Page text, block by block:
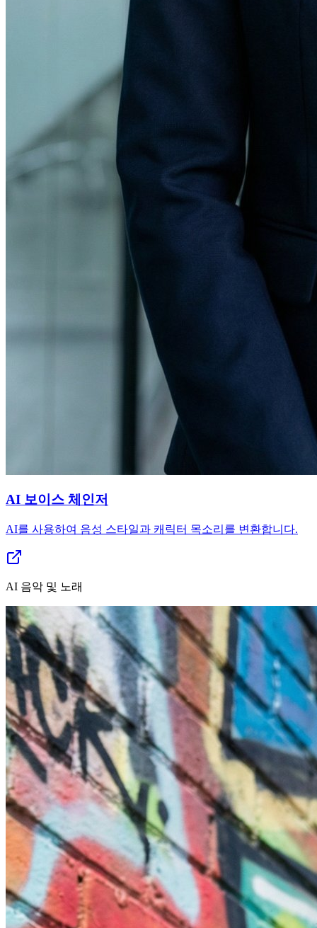
AI 보이스 체인저
AI를 사용하여 음성 스타일과 캐릭터 목소리를 변환합니다.
AI 음악 및 노래